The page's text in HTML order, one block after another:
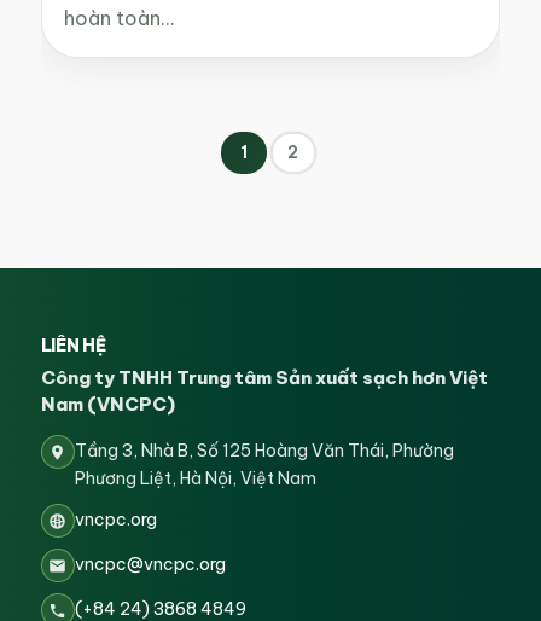
hoàn toàn…
1 2
LIÊN HỆ
Công ty TNHH Trung tâm Sản xuất sạch hơn Việt
Nam (VNCPC)
Tầng 3, Nhà B, Số 125 Hoàng Văn Thái, Phường
Phương Liệt, Hà Nội, Việt Nam
vncpc.org
vncpc@vncpc.org
(+84 24) 3868 4849